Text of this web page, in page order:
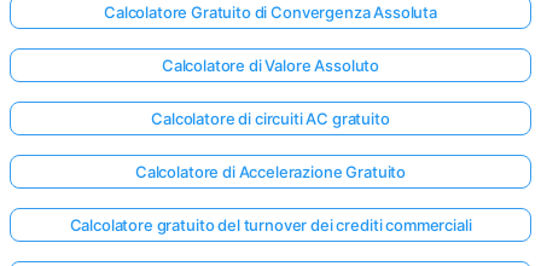
Calcolatore Gratuito di Convergenza Assoluta
Calcolatore di Valore Assoluto
Calcolatore di circuiti AC gratuito
Calcolatore di Accelerazione Gratuito
Calcolatore gratuito del turnover dei crediti commerciali